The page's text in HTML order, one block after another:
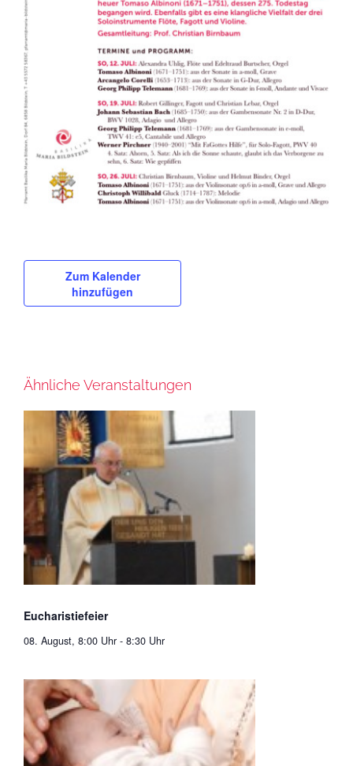
Zum Kalender
hinzufügen
Ähnliche Veranstaltungen
Eucharistiefeier
08. August, 8:00 Uhr - 8:30 Uhr